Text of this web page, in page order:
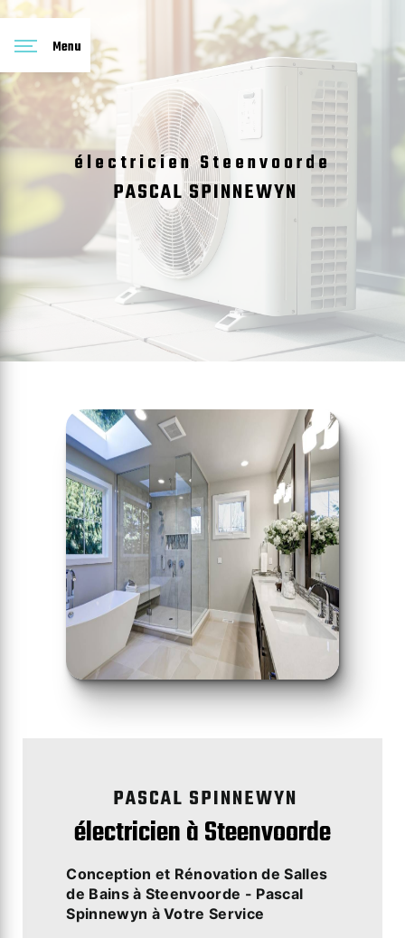
Menu
électricien Steenvoorde
PASCAL SPINNEWYN
PASCAL SPINNEWYN
électricien à Steenvoorde
Conception et Rénovation de Salles
de Bains à Steenvoorde - Pascal
Spinnewyn à Votre Service
Panneau de gestion des cookies